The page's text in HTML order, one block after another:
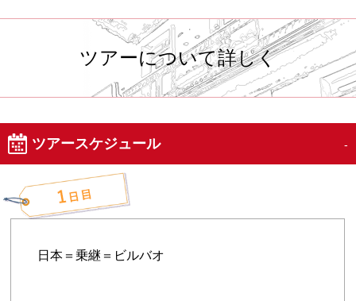
ツアーについて詳しく
ツアースケジュール
日本＝乗継＝ビルバオ